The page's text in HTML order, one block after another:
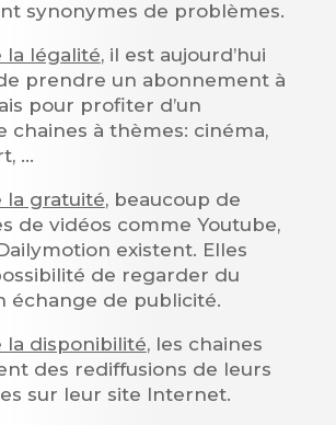
synonymes de problèmes.
la légalité, il est aujourd’hui
prendre un abonnement à
pour profiter d’un
chaines à thèmes: cinéma,
…
la gratuité, beaucoup de
de vidéos comme Youtube,
existent. Elles
de regarder du
échange de publicité.
la disponibilité, les chaines
des rediffusions de leurs
sur leur site Internet.